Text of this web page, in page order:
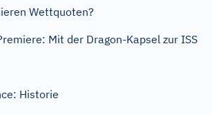
Wettquoten?
Mit der Dragon-Kapsel zur ISS
Historie